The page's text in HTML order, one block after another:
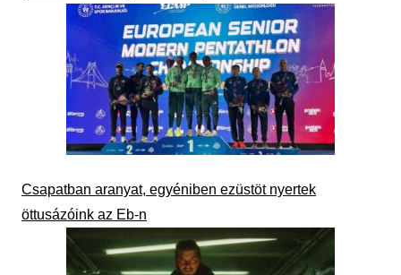
Csapatban aranyat, egyéniben ezüstöt nyertek
öttusázóink az Eb-n